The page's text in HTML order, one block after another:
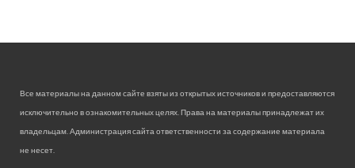
Все материалы на данном сайте взяты из открытых источников и предоставляются
исключительно в ознакомительных целях. Права на материалы принадлежат их
владельцам. Администрация сайта ответственности за содержание материала
не несет.